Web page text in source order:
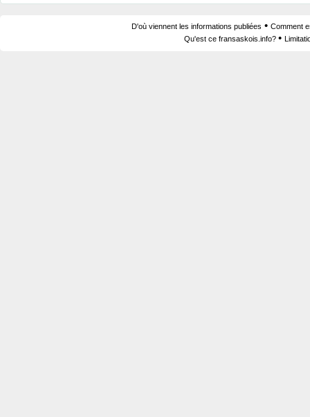
D'où viennent les informations publiées • Comment
Qu'est ce fransaskois.info? •